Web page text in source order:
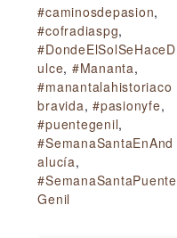
#caminosdepasion,
#cofradiaspg,
#DondeElSolSeHaceD
ulce, #Mananta,
#manantalahistoriaco
bravida,#pasionyfe,
#puentegenil,
#SemanaSantaEnAnd
alucía,
#SemanaSantaPuente
Genil